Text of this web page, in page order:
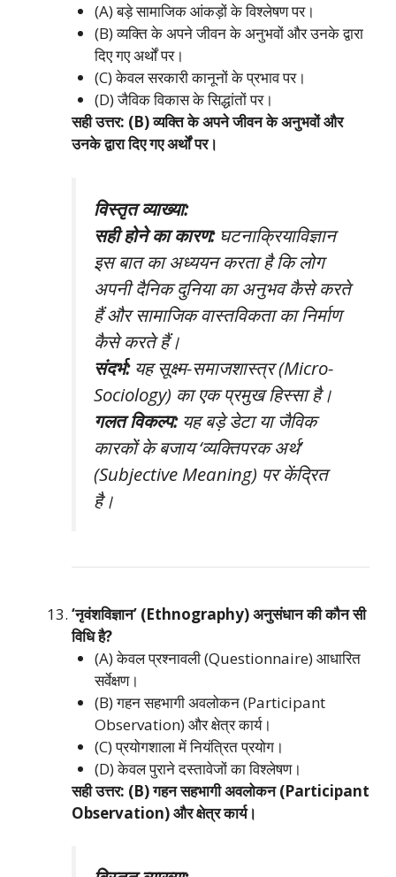
(A) बड़े सामाजिक आंकड़ों के विश्लेषण पर।
(B) व्यक्ति के अपने जीवन के अनुभवों और उनके द्वारा
दिए गए अर्थों पर।
(C) केवल सरकारी कानूनों के प्रभाव पर।
(D) जैविक विकास के सिद्धांतों पर।
सही उत्तर: (B) व्यक्ति के अपने जीवन के अनुभवों और
उनके द्वारा दिए गए अर्थों पर।
विस्तृत व्याख्या:
सही होने का कारण:घटनाक्रियाविज्ञान
इस बात का अध्ययन करता है कि लोग
अपनी दैनिक दुनिया का अनुभव कैसे करते
हैं और सामाजिक वास्तविकता का निर्माण
कैसे करते हैं।
संदर्भ:यह सूक्ष्म-समाजशास्त्र (Micro-
Sociology) का एक प्रमुख हिस्सा है।
गलत विकल्प:यह बड़े डेटा या जैविक
कारकों के बजाय ‘व्यक्तिपरक अर्थ’
(Subjective Meaning) पर केंद्रित
है।
‘नृवंशविज्ञान’ (Ethnography) अनुसंधान की कौन सी
विधि है?
(A) केवल प्रश्नावली (Questionnaire) आधारित
सर्वेक्षण।
(B) गहन सहभागी अवलोकन (Participant
Observation) और क्षेत्र कार्य।
(C) प्रयोगशाला में नियंत्रित प्रयोग।
(D) केवल पुराने दस्तावेजों का विश्लेषण।
सही उत्तर: (B) गहन सहभागी अवलोकन (Participant
Observation) और क्षेत्र कार्य।